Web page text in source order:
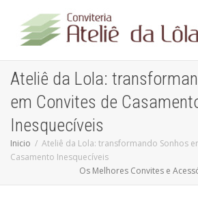
Ateliê da Lola:
em Convites de
Inesquecíveis
Inicio
Ateliê da Lola: transformando Sonhos
Casamento Inesquecíveis
Os Melhores Convites e